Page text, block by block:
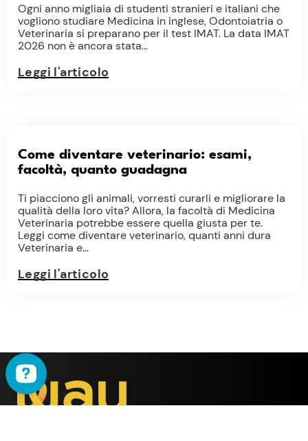
Ogni anno migliaia di studenti stranieri e italiani che
vogliono studiare Medicina in inglese, Odontoiatria o
Veterinaria si preparano per il test IMAT. La data IMAT
2026 non è ancora stata...
Leggi l'articolo
Come diventare veterinario: esami,
facoltà, quanto guadagna
Ti piacciono gli animali, vorresti curarli e migliorare la
qualità della loro vita? Allora, la facoltà di Medicina
Veterinaria potrebbe essere quella giusta per te.
Leggi come diventare veterinario, quanti anni dura
Veterinaria e...
Leggi l'articolo